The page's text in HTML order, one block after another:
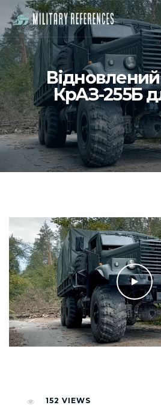
КрАЗ-255Б
152 VIEWS